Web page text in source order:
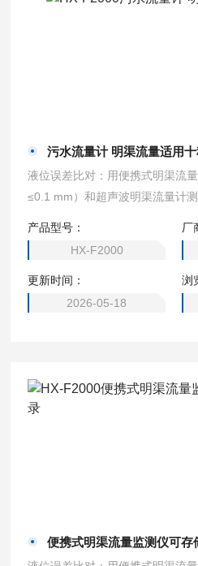
污水流量计 明渠流量适用
液位误差比对：用便携式明渠流
≤0.1 mm）和超声波明渠流量计
次，计算每一组数据对的误差值
的液位比对误差。污水流量计 明
产品型号：
HX-F2000
厂
更新时间：
2026-05-18
浏
便携式明渠流量监测仪可存